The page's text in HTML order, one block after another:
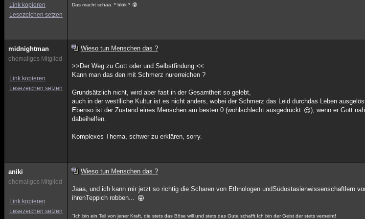
Link kopieren
Lesezeichen setzen
Das macht schää. * blök *
midnightman
ehemaliges Mitglied
Link kopieren
Lesezeichen setzen
Wieso tun Menschen das ?
>>Der Weg zu Gott oder und Selbstfindung.<<
Kann man das den mit Schmerz nurerreichen ?
Grundsätzlich nicht, wird aber fast in der Gesamtheit so gelebt,
auch in der westlliche Kultur ist es nicht anders, wobei der Schmerz das Leid durchdas Leben
Ebenso ist der Zustand eines Menschen am besten 0 (wohlschlecht ausgedrückt
), wenn er Gott
dabeihelfen.
Komplexes Thema, schwer zu erklären, sorry.
aniki
ehemaliges Mitglied
Link kopieren
Lesezeichen setzen
Wieso tun Menschen das ?
Jaaa, und ich kann mir jetzt so richtig die Scharen von Ethnologen undSüdostasienwissenschaftlern
ihrenTeppich robben...
"Ich bin ein Teil von jener Kraft, die stets das Böse will und stets das Gute schafft.Ich bin der Geist der stets verneint!